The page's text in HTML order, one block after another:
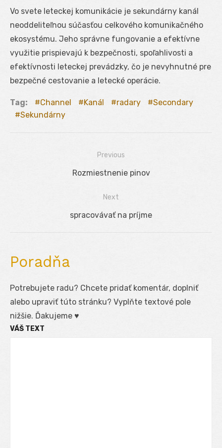
Vo svete leteckej komunikácie je sekundárny kanál
neoddeliteľnou súčasťou celkového komunikačného
ekosystému. Jeho správne fungovanie a efektívne
využitie prispievajú k bezpečnosti, spoľahlivosti a
efektívnosti leteckej prevádzky, čo je nevyhnutné pre
bezpečné cestovanie a letecké operácie.
Tag: Channel Kanál radary
Secondary
Sekundárny
Navigácia
Previous
Previous
Rozmiestnenie pinov
Next
Next
spracovávať na príjme
Poradňa
Potrebujete radu? Chcete pridať komentár, doplniť
alebo upraviť túto stránku? Vyplňte textové pole
nižšie. Ďakujeme ♥
VÁŠ TEXT